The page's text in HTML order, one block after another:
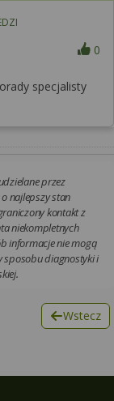
0
specjalisty
przez
najlepszy stan
kontakt z
niekompletnych
informacje nie mogą
sposobu diagnostyki i
Wstecz